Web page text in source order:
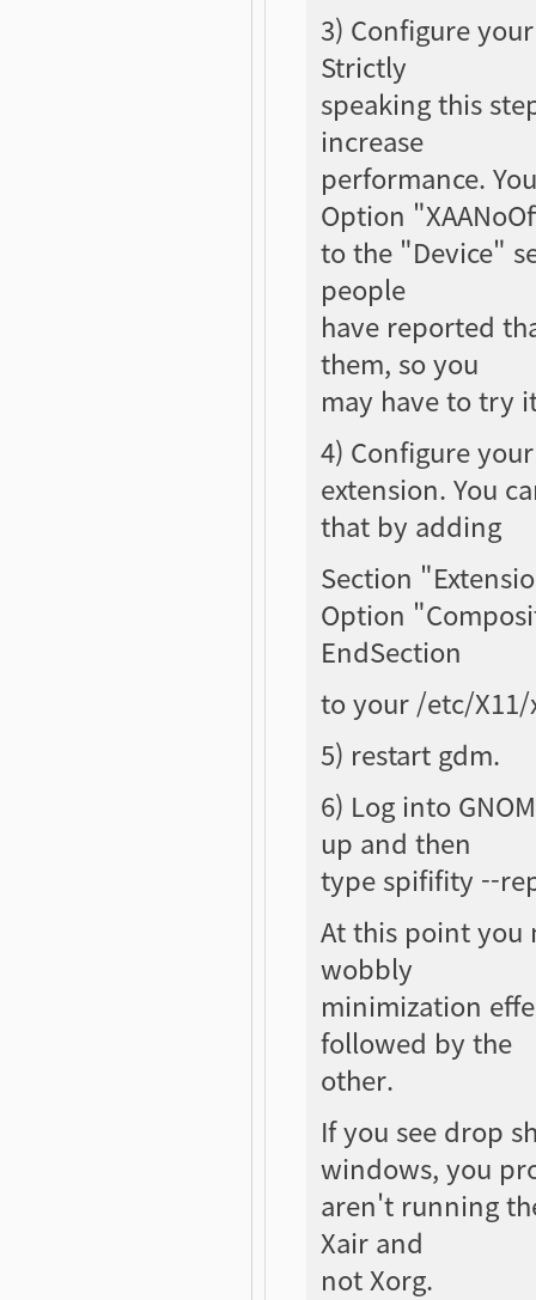
3) Configure
Strictly
speaking this
increase
performance.
Option
to the "Device"
people
have reported
them, so you
may have to try
4) Configure
extension. You
that by adding
Section
Option
EndSection
to your /etc/
5) restart gdm.
6) Log into
up and then
type spififity --
At this point you
wobbly
minimization
followed by the
other.
If you see drop
windows, you
aren't running
Xair and
not Xorg.